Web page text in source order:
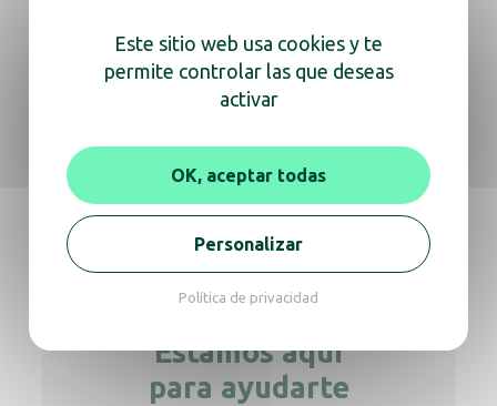
Tube LED UVA – Industria
Tubo LED UVA T8 10W
Estamos aquí
para ayudarte
Este sitio web usa cookies y te
permite controlar las que deseas
activar
OK, aceptar todas
Personalizar
Política de privacidad